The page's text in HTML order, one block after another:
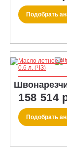
Подобрать
158 514
Подобрать